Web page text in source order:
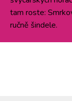
tam roste:
ručně šindele.